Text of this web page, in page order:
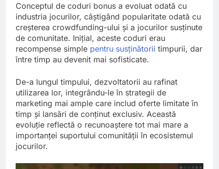
Conceptul de coduri bonus a evoluat odată cu
industria jocurilor, câștigând popularitate odată cu
creșterea crowdfunding-ului și a jocurilor susținute
de comunitate. Inițial, aceste coduri erau
recompense simple pentru susținătorii timpurii, dar
între timp au devenit mai sofisticate.
De-a lungul timpului, dezvoltatorii au rafinat
utilizarea lor, integrându-le în strategii de
marketing mai ample care includ oferte limitate în
timp și lansări de conținut exclusiv. Această
evoluție reflectă o recunoaștere tot mai mare a
importanței suportului comunității în ecosistemul
jocurilor.